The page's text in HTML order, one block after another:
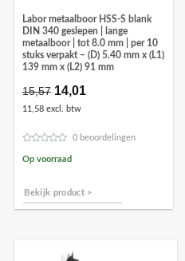
Labor metaalboor HSS-S blank
DIN 340 geslepen | lange
metaalboor | tot 8.0 mm | per 10
stuks verpakt – (D) 5.40 mm x (L1)
139 mm x (L2) 91 mm
15,57 Oorspronkelijke
prijs
was:
14,01
11,58 excl. btw
0 beoordelingen
Op voorraad
Bekijk product >